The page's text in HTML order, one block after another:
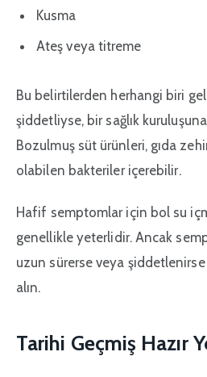
Kusma
Ateş veya titreme
Bu belirtilerden herhangi biri
şiddetliyse, bir sağlık
Bozulmuş süt ürünleri, gıda
olabilen bakteriler içerebilir.
Hafif semptomlar için bol su
genellikle yeterlidir. Ancak
uzun sürerse veya
alın.
Tarihi Geçmiş Hazır